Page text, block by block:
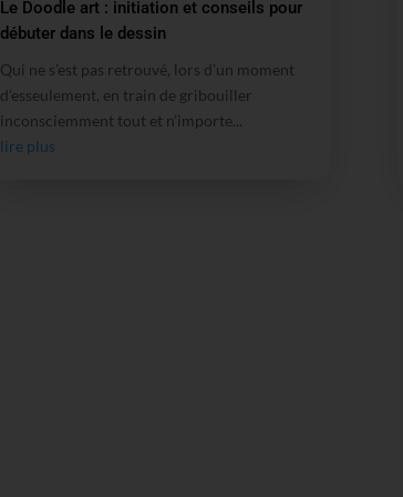
Le Doodle art : initiation et conseils pour
débuter dans le dessin
Qui ne s’est pas retrouvé, lors d’un moment
d’esseulement, en train de gribouiller
inconsciemment tout et n’importe...
lire plus